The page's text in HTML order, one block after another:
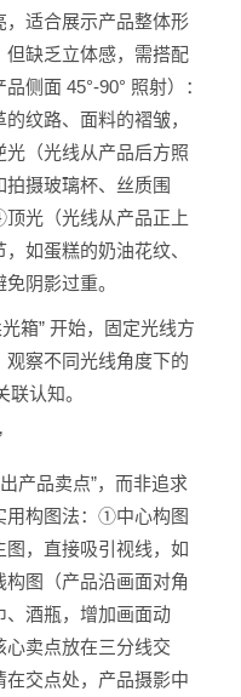
，适合展示产品整体形
缺乏立体感，需搭配
侧面 45°-90° 照射）：
纹路、面料的褶皱，
（光线从产品后方照
摄玻璃杯、丝质围
光（光线从产品正上
如蛋糕的奶油花纹、
阴影过重。
箱” 开始，固定光线方
察不同光线角度下的
联认知。
品卖点”，而非追求
用构图法：①中心构图
图，直接吸引视线，如
图（产品沿画面对角
、酒瓶，增加画面动
卖点放在三分线交
在交点处，产品摄影中